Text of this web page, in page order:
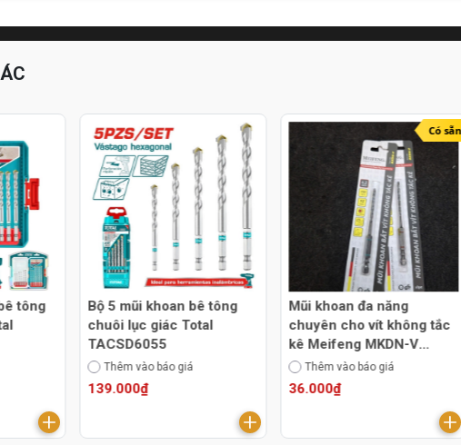
tông
Bộ 5 mũi khoan bê tông
chuôi lục giác Total
TACSD6055
Thêm vào báo giá
139.000₫
Có sẵn
Mũi khoan đa năng
chuyên cho vít không tắc
kê Meifeng MKDN-V
4.2mm
Thêm vào báo giá
36.000₫